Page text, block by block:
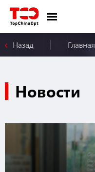
Назад Главная
Новости